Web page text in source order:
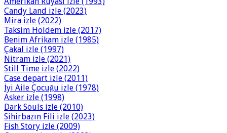
Candy Land izle (2023)
Mira izle (2022)
Taksim Holdem izle (2017)
Benim Afrikam izle (1985)
Çakal izle (1997)
Nitram izle (2021)
Still Time izle (2022)
Case depart izle (2011)
İyi Aile Çocuğu izle (1978)
Asker izle (1998)
Dark Souls izle (2010)
Sihirbazın Fili izle (2023)
Fish Story izle (2009)